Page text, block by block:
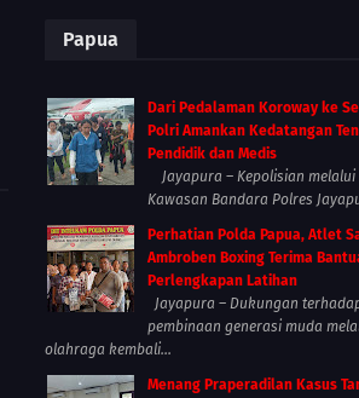
Papua
Dari Pedalaman Koroway ke
Polri Amankan Kedatangan
Pendidik dan Medis
Jayapura – Kepolisian melalui
Kawasan Bandara Polres
Perhatian Polda Papua, Atlet
Ambroben Boxing Terima
Perlengkapan Latihan
Jayapura – Dukungan
pembinaan generasi muda
olahraga kembali...
Menang Praperadilan Kasus